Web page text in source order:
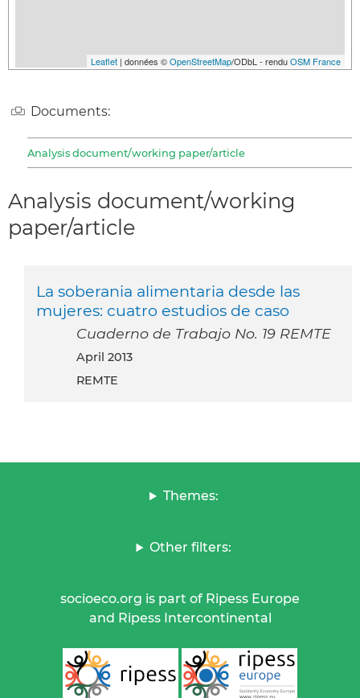
Leaflet | données ©OpenStreetMap/ODbL - renduOSM France
Documents:
Analysis document/working paper/article
Analysis document/working
paper/article
La soberania alimentaria desde las
mujeres: cuatro estudios de caso
Cuaderno de Trabajo No. 19 REMTE
April 2013
REMTE
Themes:
Other filters:
socioeco.org is part of Ripess Europe
and Ripess Intercontinental